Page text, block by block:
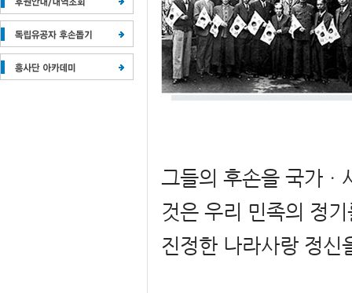
그들의 후손을 국가ㆍ
것은 우리 민족의 정
진정한 나라사랑 정신